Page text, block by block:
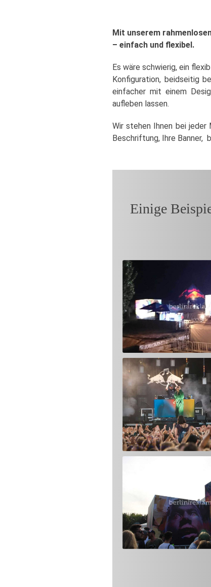
Mit unserem
– einfach und flexibel.
Es wäre schwierig, ein
Konfiguration, beidseitig
einfacher mit einem
aufleben lassen.
Wir stehen Ihnen bei
Beschriftung, Ihre Banner,
Einige